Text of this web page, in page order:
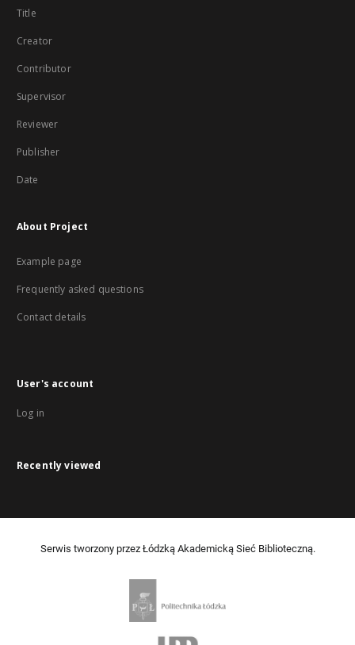
Title
Creator
Contributor
Supervisor
Reviewer
Publisher
Date
About Project
Example page
Frequently asked questions
Contact details
User's account
Log in
Recently viewed
Serwis tworzony przez Łódzką Akademicką Sieć Biblioteczną.